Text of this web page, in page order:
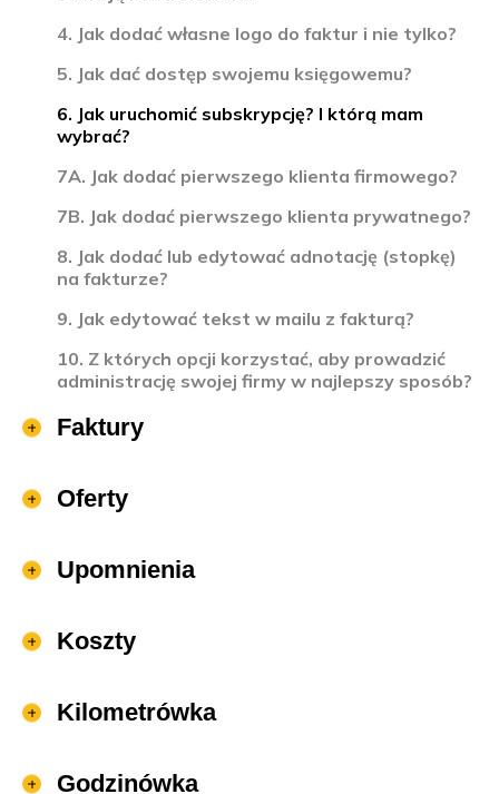
4. Jak dodać własne logo do faktur i nie tylko?
5. Jak dać dostęp swojemu księgowemu?
6. Jak uruchomić subskrypcję? I którą mam
wybrać?
7A. Jak dodać pierwszego klienta firmowego?
7B. Jak dodać pierwszego klienta prywatnego?
8. Jak dodać lub edytować adnotację (stopkę)
na fakturze?
9. Jak edytować tekst w mailu z fakturą?
10. Z których opcji korzystać, aby prowadzić
administrację swojej firmy w najlepszy sposób?
Faktury
Oferty
Upomnienia
Koszty
Kilometrówka
Godzinówka